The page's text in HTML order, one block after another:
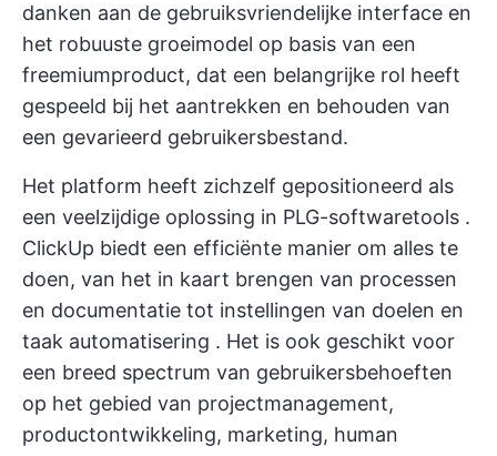
danken aan de gebruiksvriendelijke interface en
het robuuste groeimodel op basis van een
freemiumproduct, dat een belangrijke rol heeft
gespeeld bij het aantrekken en behouden van
een gevarieerd gebruikersbestand.
Het platform heeft zichzelf gepositioneerd als
een veelzijdige oplossing in PLG-softwaretools .
ClickUp biedt een efficiënte manier om alles te
doen, van het in kaart brengen van processen
en documentatie tot instellingen van doelen en
taak automatisering . Het is ook geschikt voor
een breed spectrum van gebruikersbehoeften
op het gebied van projectmanagement,
productontwikkeling, marketing, human